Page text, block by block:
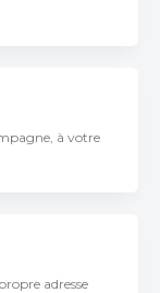
à votre
adresse